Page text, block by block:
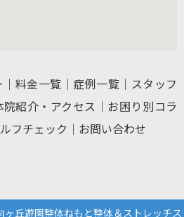
｜ 料金一覧 ｜症例一覧 ｜ スタッフ
院紹介・アクセス ｜ お困り別コラ
フチェック ｜ お問い合わせ
丘遊園整体ねもと整体＆ストレッチス